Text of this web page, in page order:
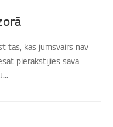
tās, kas jumsvairs nav
pierakstījies savā